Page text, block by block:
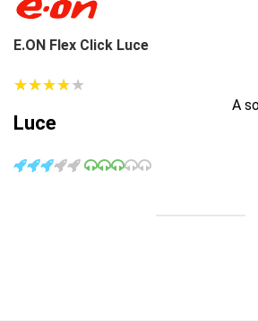
E.ON Flex Click Luce
★★★★★
★★★★★
Luce
A